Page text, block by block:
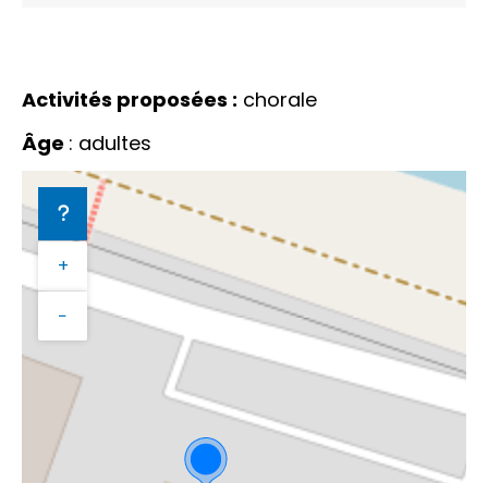
Activités proposées : chorale
Âge : adultes
+
−